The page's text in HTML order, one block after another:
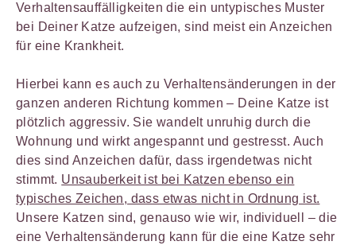
Verhaltensauffälligkeiten die ein untypisches Muster
bei Deiner Katze aufzeigen, sind meist ein Anzeichen
für eine Krankheit.
Hierbei kann es auch zu Verhaltensänderungen in der
ganzen anderen Richtung kommen – Deine Katze ist
plötzlich aggressiv. Sie wandelt unruhig durch die
Wohnung und wirkt angespannt und gestresst. Auch
dies sind Anzeichen dafür, dass irgendetwas nicht
stimmt. Unsauberkeit ist bei Katzen ebenso ein
typisches Zeichen, dass etwas nicht in Ordnung ist.
Unsere Katzen sind, genauso wie wir, individuell – die
eine Verhaltensänderung kann für die eine Katze sehr